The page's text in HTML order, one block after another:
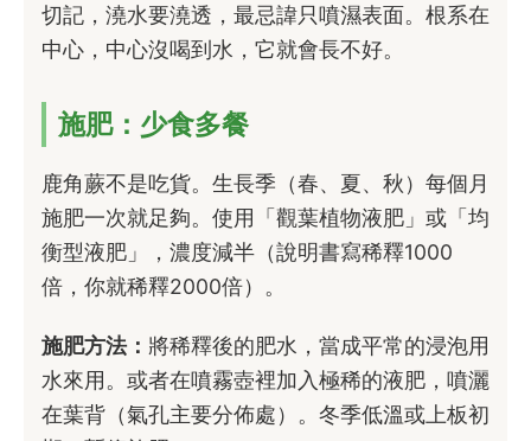
切記，澆水要澆透，最忌諱只噴濕表面。根系在
中心，中心沒喝到水，它就會長不好。
施肥：少食多餐
鹿角蕨不是吃貨。生長季（春、夏、秋）每個月
施肥一次就足夠。使用「觀葉植物液肥」或「均
衡型液肥」，濃度減半（說明書寫稀釋1000
倍，你就稀釋2000倍）。
施肥方法： 將稀釋後的肥水，當成平常的浸泡用
水來用。或者在噴霧壺裡加入極稀的液肥，噴灑
在葉背（氣孔主要分佈處）。冬季低溫或上板初